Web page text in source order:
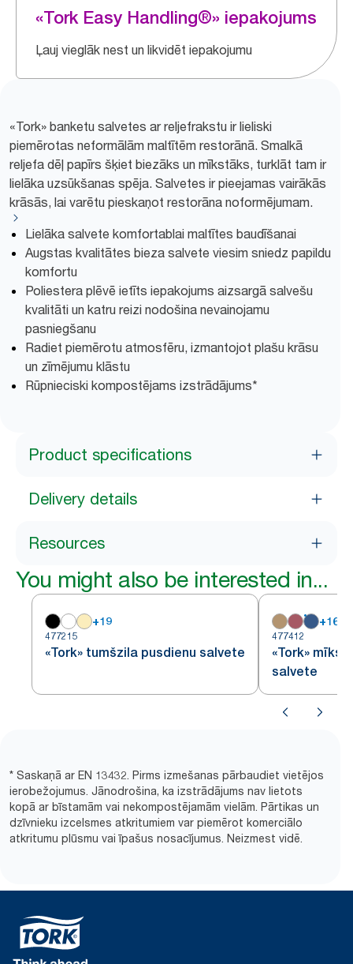
«Tork Easy Handling®» iepakojums
Ļauj vieglāk nest un likvidēt iepakojumu
«Tork» banketu salvetes ar reljefrakstu ir lieliski
piemērotas neformālām maltītēm restorānā. Smalkā
reljefa dēļ papīrs šķiet biezāks un mīkstāks, turklāt tam ir
lielāka uzsūkšanas spēja. Salvetes ir pieejamas vairākās
krāsās, lai varētu pieskaņot restorāna noformējumam.
Lielāka salvete komfortablai maltītes baudīšanai
Augstas kvalitātes bieza salvete viesim sniedz papildu
komfortu
Poliestera plēvē ietīts iepakojums aizsargā salvešu
kvalitāti un katru reizi nodošina nevainojamu
pasniegšanu
Radiet piemērotu atmosfēru, izmantojot plašu krāsu
un zīmējumu klāstu
Rūpnieciski kompostējams izstrādājums*
Product specifications
Delivery details
Resources
You might also be interested in...
+19
477215
«Tork» tumšzila pusdienu salvete
+16
477412
«Tork»
salvete
* Saskaņā ar EN 13432. Pirms izmešanas pārbaudiet vietējos
ierobežojumus. Jānodrošina, ka izstrādājums nav lietots
kopā ar bīstamām vai nekompostējamām vielām. Pārtikas un
dzīvnieku izcelsmes atkritumiem var piemērot komerciālo
atkritumu plūsmu vai īpašus nosacījumus. Neizmest vidē.